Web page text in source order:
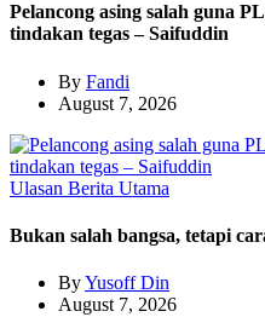
Pelancong asing salah guna
tindakan tegas – Saifuddin
By Fandi
August 7, 2026
Ulasan Berita Utama
Bukan salah bangsa, tetapi
ByYusoff Din
August 7, 2026